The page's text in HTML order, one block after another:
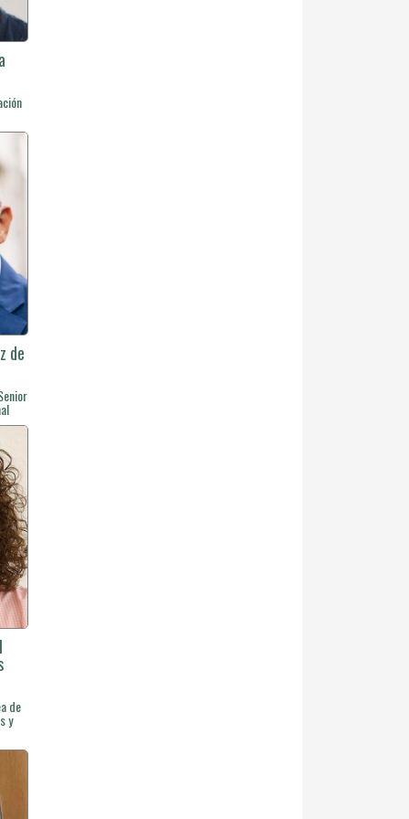
de
de
y